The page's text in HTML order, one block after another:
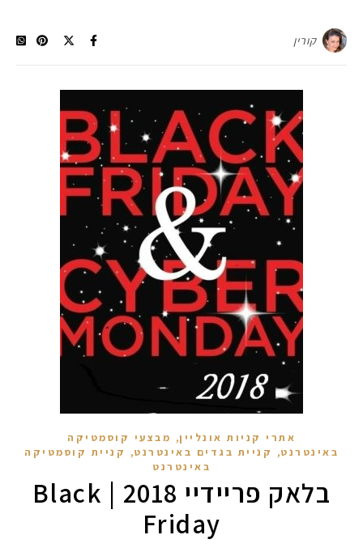
מקדמי הגנה
קורין
אתרי קניות אונליין, מבצעי קוסמטיקה
באינטרנט, קניית בגדים באינטרנט, קניית קוסמטיקה
באינטרנט
בלאק פריידיי 2018 | Black
Friday